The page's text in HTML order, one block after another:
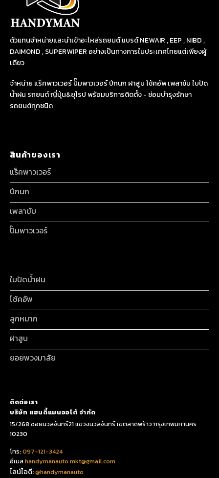
ตัวแทนจำหน่ายและนำเข้าอะไหล่รถยนต์ แบรด์ NEWAIR , EEP , NIBD ,
DAIMOND , SUPERWIPER อย่างเป็นทางการในประเทศไทยแต่เพียงผู้
เดียว
จำหน่าย แร็คพาวเวอร์ ปั๊มพาวเวอร์ ปีกนก ฝาสูบ โช้คอัพ เพลาขับ ใบปัด
น้ำฝน รถยนต์ ญี่ปุ่น&ยุโรป พร้อมบริการติดตั้ง - ซ่อมบำรุงรักษา
รถยนต์ทุกชนิด
สินค้าของเรา
แร็คพาวเวอร์
ปีกนก
เพลาขับ
ปั๊มพาวเวอร์
ใบปัดน้ำฝน
โช้คอัพ
ลูกหมาก
ฝาสูบ
ยอยพวงมาลัย
ติดต่อเรา
บริษัท แฮนดี้แมนออโต้ จำกัด
15/268 ซอยนวลจันทร์21 แขวงนวลจันทร์ เขตลาดพร้าว กรุงเทพมหานคร
10230
โทร:097-121-3424
อีเมลhandymanauto.mkt@gmail.com
ไลน์ไอดี:@handymanauto